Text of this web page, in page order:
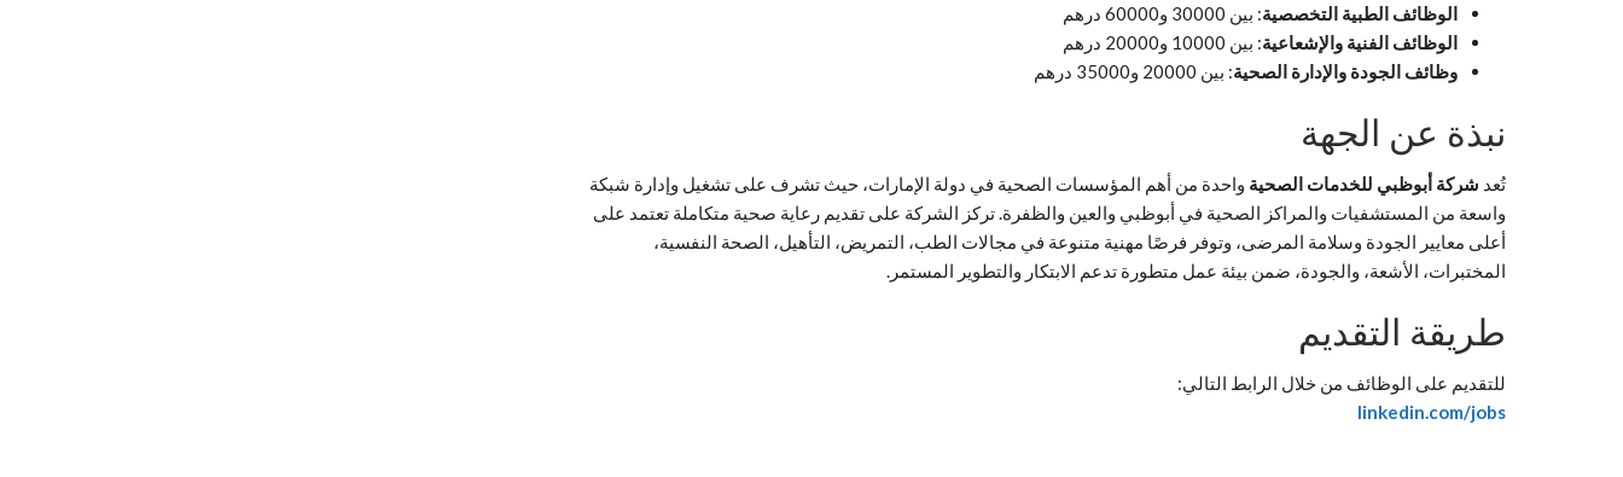
الوظائف الطبية التخصصية: بين 30000 و60000 درهم
الوظائف الفنية والإشعاعية: بين 10000 و20000 درهم
وظائف الجودة والإدارة الصحية: بين 20000 و35000 درهم
نبذة عن الجهة
تُعد شركة أبوظبي للخدمات الصحية واحدة من أهم المؤسسات الصحية في دولة الإمارات، حيث تشرف على تشغيل وإدارة شبكة
واسعة من المستشفيات والمراكز الصحية في أبوظبي والعين والظفرة. تركز الشركة على تقديم رعاية صحية متكاملة تعتمد على
أعلى معايير الجودة وسلامة المرضى، وتوفر فرصًا مهنية متنوعة في مجالات الطب، التمريض، التأهيل، الصحة النفسية،
المختبرات، الأشعة، والجودة، ضمن بيئة عمل متطورة تدعم الابتكار والتطوير المستمر.
طريقة التقديم
للتقديم على الوظائف من خلال الرابط التالي:
linkedin.com/jobs